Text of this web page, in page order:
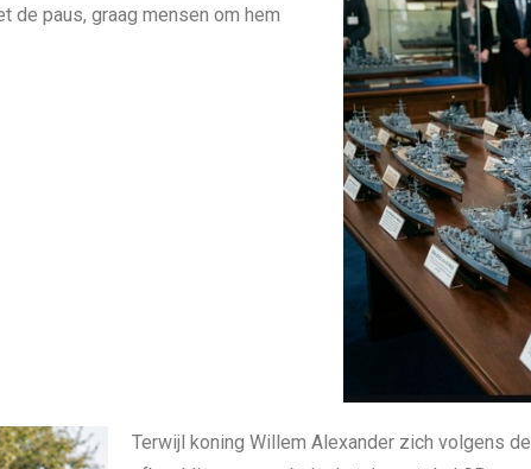
de paus, graag mensen om hem
Terwijl koning Willem Alexander zich volgens de